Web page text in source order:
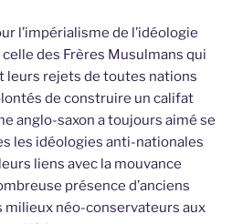
l’impérialisme de l’idéologie
des Frères Musulmans qui
leurs rejets de toutes nations
de construire un califat
anglo-saxon a toujours aimé se
les idéologies anti-nationales
liens avec la mouvance
présence d’anciens
néo-conservateurs aux